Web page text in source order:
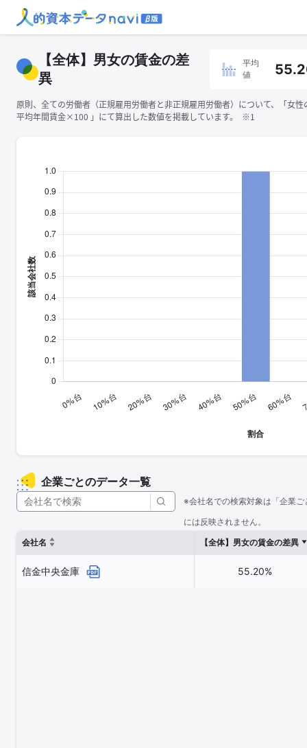
【全体】男女の賃金の差
異
平均
値
原則、全ての労働者（正規雇用労働者と非正規雇用労働者）について、「女
平均年間賃金×100 」にて算出した数値を掲載しています。 ※1
企業ごとのデータ一覧
※会社名での検索対象は「企業
には反映されません。
会社名
【全体】男女の賃金の差異
信金中央金庫 55.20%